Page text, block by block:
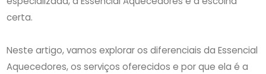
certa.
Neste artigo, vamos explorar os diferenciais da Essencial
Aquecedores, os serviços oferecidos e por que ela é a